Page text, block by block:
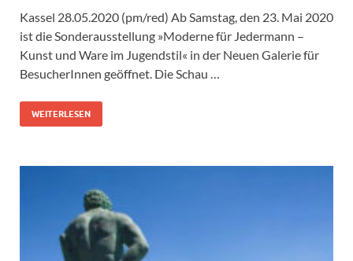
Kassel 28.05.2020 (pm/red) Ab Samstag, den 23. Mai 2020
ist die Sonderausstellung »Moderne für Jedermann –
Kunst und Ware im Jugendstil« in der Neuen Galerie für
BesucherInnen geöffnet. Die Schau …
WEITERLESEN